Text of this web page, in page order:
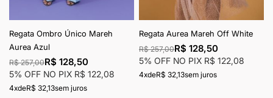
Regata Ombro Único Mareh
Aurea Azul
R$ 257,00R$ 128,50
5% OFF NO PIX R$ 122,08
4xdeR$ 32,13sem juros
Regata Aurea Mareh Off White
R$ 257,00R$ 128,50
5% OFF NO PIX R$ 122,08
4xdeR$ 32,13sem juros